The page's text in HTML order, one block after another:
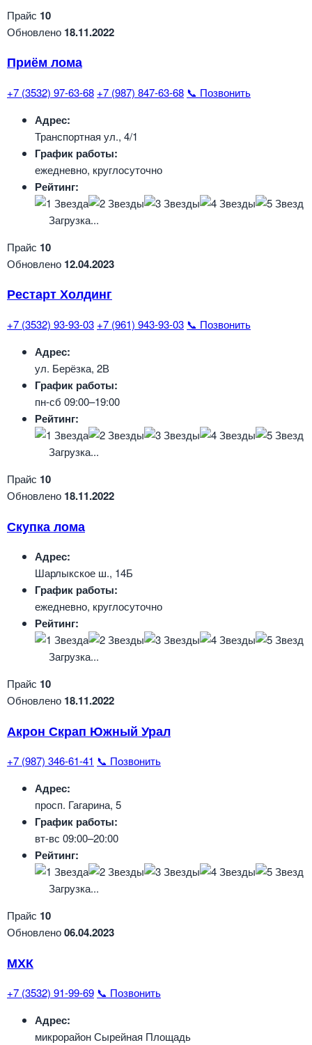
Прайс 10
Обновлено 18.11.2022
Приём лома
+7 (3532) 97-63-68 +7 (987) 847-63-68 📞 Позвонить
Адрес:
Транспортная ул., 4/1
График работы:
ежедневно, круглосуточно
Рейтинг:
Загрузка...
Прайс 10
Обновлено 12.04.2023
Рестарт Холдинг
+7 (3532) 93-93-03 +7 (961) 943-93-03 📞 Позвонить
Адрес:
ул. Берёзка, 2В
График работы:
пн-сб 09:00–19:00
Рейтинг:
Загрузка...
Прайс 10
Обновлено 18.11.2022
Скупка лома
Адрес:
Шарлыкское ш., 14Б
График работы:
ежедневно, круглосуточно
Рейтинг:
Загрузка...
Прайс 10
Обновлено 18.11.2022
Акрон Скрап Южный Урал
+7 (987) 346-61-41 📞 Позвонить
Адрес:
просп. Гагарина, 5
График работы:
вт-вс 09:00–20:00
Рейтинг:
Загрузка...
Прайс 10
Обновлено06.04.2023
МХК
+7 (3532) 91-99-69 📞 Позвонить
Адрес:
микрорайон Сырейная Площадь